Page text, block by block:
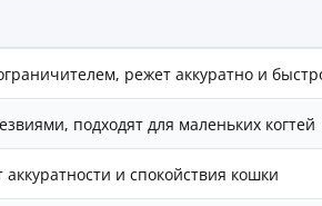
режет аккуратно и
подходят для маленьких когтей
и спокойствия кошки